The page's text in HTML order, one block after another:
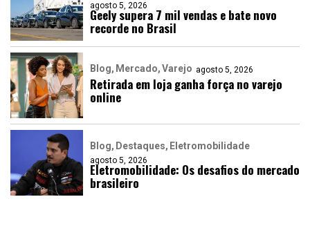
agosto 5, 2026
Geely supera 7 mil vendas e bate novo
recorde no Brasil
Blog Mercado Varejo agosto 5, 2026
Retirada em loja ganha força no varejo
online
Blog Destaques Eletromobilidade
agosto 5, 2026
Eletromobilidade: Os desafios do mercado
brasileiro